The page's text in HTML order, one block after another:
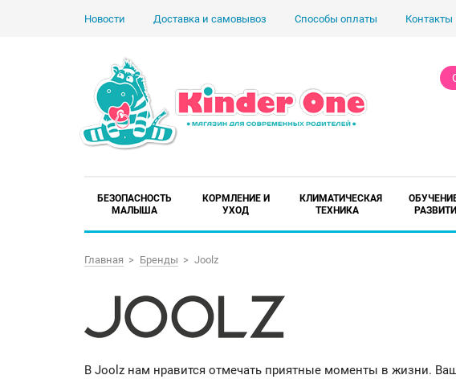
Новости Доставка и самовывоз Способы оплаты Контакты
БЕЗОПАСНОСТЬ
МАЛЫША
КОРМЛЕНИЕ И
УХОД
КЛИМАТИЧЕСКАЯ
ТЕХНИКА
Главная Бренды Joolz
В Joolz нам нравится отмечать приятные моменты в жизни.